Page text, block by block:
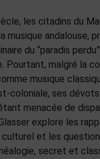
les citadins du
musique andalouse,
du “paradis
Pourtant, malgré la
musique
coloniale, ses
menacée de
explore les
et les
secret et